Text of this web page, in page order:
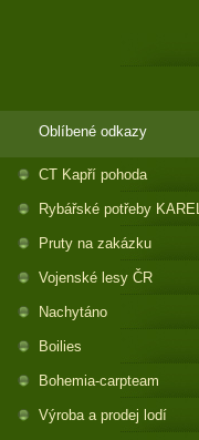
Oblíbené odkazy
CT Kapří pohoda
Rybářské potřeby
Pruty na zakázku
Vojenské lesy ČR
Nachytáno
Boilies
Bohemia-carpteam
Výroba a prodej lodí